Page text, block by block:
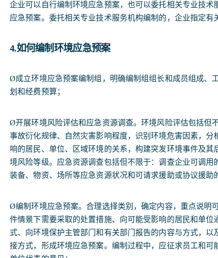
企业可以自行编制环境应急预案，也可以委托相关专业技术
应急预案。委托相关专业技术服务机构编制的，企业指定有
4.如何编制环境应急预案
Ø成立环境应急预案编制组，明确编制组组长和成员组成、
划和经费预算；
Ø开展环境风险评估和应急资源调查。环境风险评估包括但
事故衍化规律、自然灾害影响程度，识别环境危害因素，分
响的居民、单位、区域环境的关系，构建突发环境事件及其
境风险等级。应急资源调查包括但不限于：调查企业可调用
装备、物资、场所等应急资源状况和可请求援助或协议援助
Ø编制环境应急预案。合理选择类别，确定内容，重点说明
件情景下需要采取的处置措施、向可能受影响的居民和单位
式、向环境保护主管部门和有关部门报告的内容与方式，以
接方式，形成环境应急预案。编制过程中，应征求员工和可